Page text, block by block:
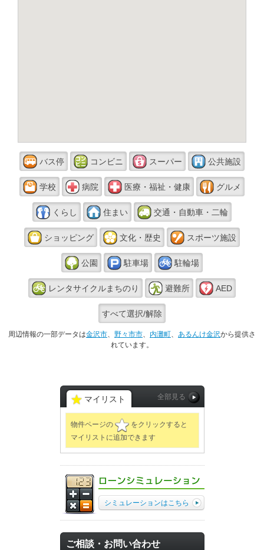
バス停 コンビニ スーパー 公共施設
学校 病院 医療・福祉・健康 グルメ
くらし 住まい 交通・自動車・二輪
ショッピング 文化・歴史 スポーツ施設
公園 駐車場 駐輪場
レンタサイクルまちのり 避難所 AED
すべて選択/解除
周辺情報の一部データは金沢市、 野々市市、 内灘町、 あるんけ金沢から提供さ
れています。
マイリスト 全部見る
物件ページの
☆
をクリックすると
マイリストに追加できます
シミュレーションはこちら
ご相談・お問い合わせ